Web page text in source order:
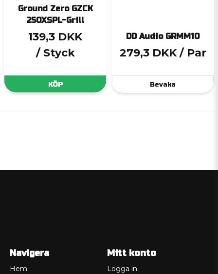
Ground Zero GZCK
250XSPL-Grill
139,3 DKK
/ Styck
KÖP
DD Audio GRMM10
279,3 DKK / Par
Bevaka
Navigera
Hem
Mitt konto
Logga in